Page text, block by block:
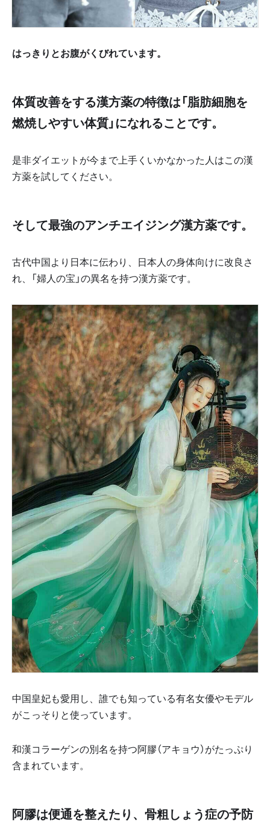
はっきりとお腹がくびれています。
体質改善をする漢方薬の特徴は「脂肪細胞を
燃焼しやすい体質」になれることです。
是非ダイエットが今まで上手くいかなかった人はこの漢
方薬を試してください。
そして最強のアンチエイジング漢方薬です。
古代中国より日本に伝わり、日本人の身体向けに改良さ
れ、「婦人の宝」の異名を持つ漢方薬です。
中国皇妃も愛用し、誰でも知っている有名女優やモデル
がこっそりと使っています。
和漢コラーゲンの別名を持つ阿膠（アキョウ）がたっぷり
含まれています。
阿膠は便通を整えたり、骨粗しょう症の予防